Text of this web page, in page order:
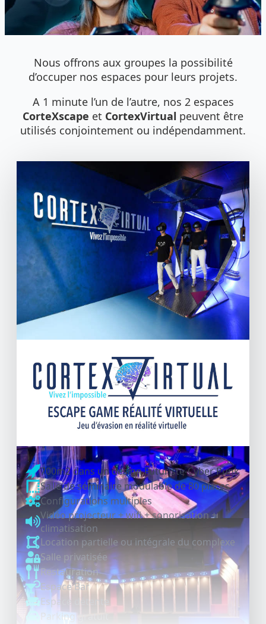
Nous offrons aux groupes la possibilité
d’occuper nos espaces pour leurs projets.
A 1 minute l’un de l’autre, nos 2 espaces
CorteXscape et CortexVirtual peuvent être
utilisés conjointement ou indépendamment.
700m2 dans un design Futuriste-Cyber Punk
Salle de séminaire modulable de 80 places
Configurations multiples
Vidéo projecteur + wifi + sonorisation +
climatisation
Location partielle ou intégrale du complexe
Salle privatisée
Restauration
Espace Bar
Espace détente
Parking gratuit